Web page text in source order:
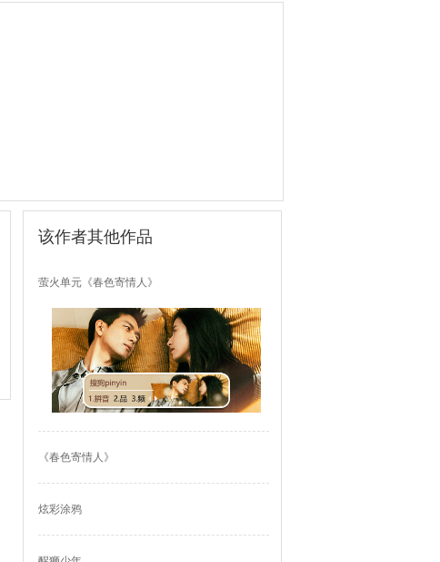
该作者其他作品
萤火单元《春色寄情人》
《春色寄情人》
炫彩涂鸦